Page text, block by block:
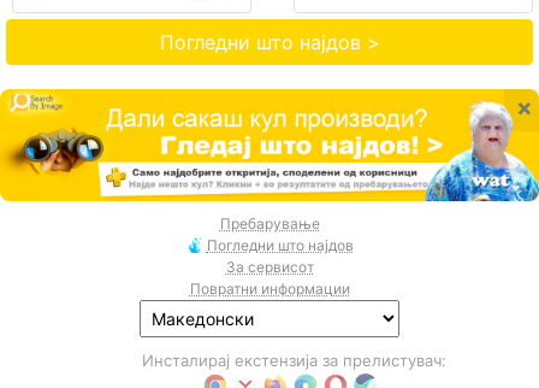
Погледни што најдов >
×
Пребарување
Погледни што најдов
За сервисот
Повратни информации
Инсталирај екстензија за прелистувач: